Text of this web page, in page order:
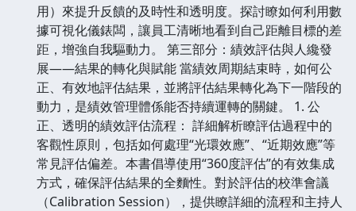
用）來提升反饋的及時性和透明度。探討瞭如何利用數
據可視化儀錶闆，讓員工清晰地看到自己距離目標的差
距，增強自我驅動力。 第三部分：績效評估與人纔發
展——結果的轉化與賦能 當績效周期結束時，如何公
正、有效地評估結果，並將評估結果轉化為下一階段的
動力，是績效管理體係能否持續運轉的關鍵。 1. 公
正、透明的績效評估流程： 詳細解析瞭評估過程中的
客觀性原則，包括如何處理“光環效應”、“近期效應”等
常見評估偏差。本書倡導使用“360度評估”的有效集成
方式，確保評估結果的全麵性。對於評估的校準會議
（Calibration Session），提供瞭詳細的流程和主持人